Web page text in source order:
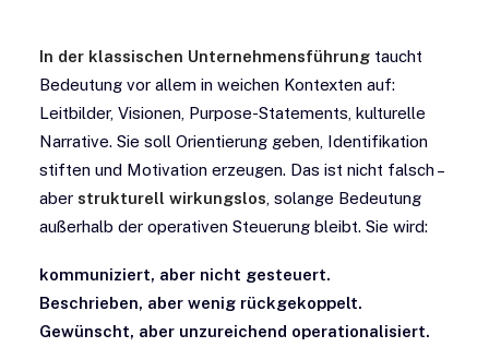
In der klassischen Unternehmensführung taucht
Bedeutung vor allem in weichen Kontexten auf:
Leitbilder, Visionen, Purpose-Statements, kulturelle
Narrative. Sie soll Orientierung geben, Identifikation
stiften und Motivation erzeugen. Das ist nicht falsch –
aber strukturell wirkungslos, solange Bedeutung
außerhalb der operativen Steuerung bleibt. Sie wird:
kommuniziert, aber nicht gesteuert.
Beschrieben, aber wenig rückgekoppelt.
Gewünscht, aber unzureichend operationalisiert.